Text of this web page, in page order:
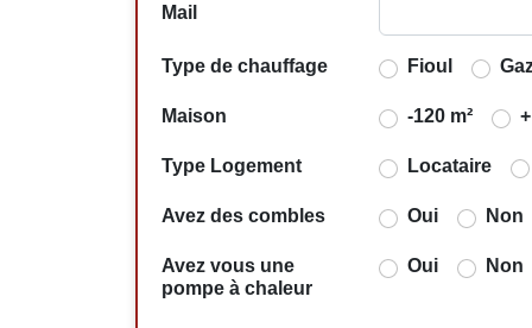
Mail
Type de chauffage Fioul
Maison -120 m²
Type Logement Locataire
Avez des combles Oui Non
Avez vous une
pompe à chaleur
Oui Non